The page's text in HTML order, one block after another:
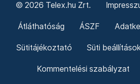
© 2026 Telex.hu Zrt.
Átláthatóság ÁSZF
Sütitájékoztató Süti
Kommentelési szabályzat